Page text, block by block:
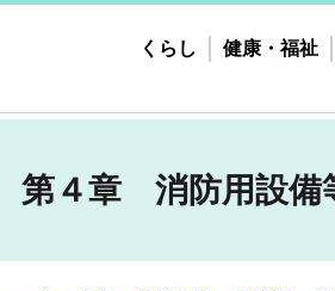
くらし 健康・福祉
第４章 消防用設備